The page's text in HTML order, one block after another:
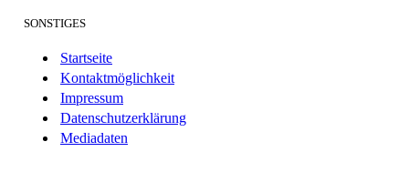
SONSTIGES
Startseite
Kontaktmöglichkeit
Impressum
Datenschutzerklärung
Mediadaten